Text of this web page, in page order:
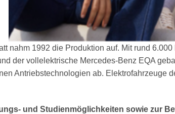
nahm 1992 die Produktion auf. Mit rund
der vollelektrische Mercedes-Benz EQA
Antriebstechnologien ab. Elektrofahrzeuge
und Studienmöglichkeiten sowie zur